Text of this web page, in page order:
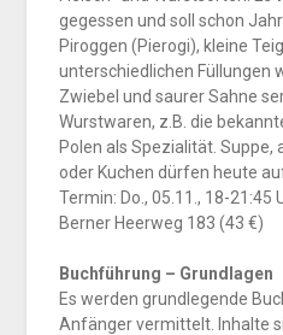
gegessen und soll schon
Piroggen (Pierogi), kleine
unterschiedlichen Füllungen
Zwiebel und saurer Sahne
Wurstwaren, z.B. die
Polen als Spezialität. Suppe,
oder Kuchen dürfen heute
Termin: Do., 05.11., 18-21:45
Berner Heerweg 183 (43 €)
Buchführung – Grundlagen
Es werden grundlegende
Anfänger vermittelt. Inhalte